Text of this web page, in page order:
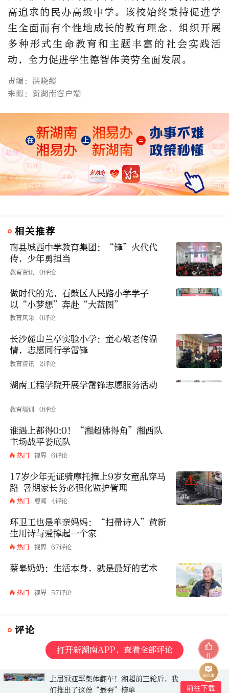
高追求的民办高级中学。该校始终秉持促进学
生全面而有个性地成长的教育理念，组织开展
多种形式生命教育和主题丰富的社会实践活
动，全力促进学生德智体美劳全面发展。
责编：洪晓懿
来源：新湖南客户端
相关推荐
南县城西中学教育集团：“锋”火代代
传，少年勇担当
教育资讯 0评论
做时代的光，石鼓区人民路小学学子
以“小梦想”奔赴“大蓝图”
教育风采 0评论
长沙麓山兰亭实验小学：童心敬老传温
情，志愿同行学雷锋
教育资讯 2评论
湖南工程学院开展学雷锋志愿服务活动
教育培训 0评论
谁遇上都得0:0！“湘超佛得角”湘西队
主场战平娄底队
热门 视界 6评论
17岁少年无证骑摩托撞上9岁女童乱穿马
路 暑期家长务必强化监护管理
热门 要闻 4评论
环卫工也是单亲妈妈：“扫帚诗人”黄新
生用诗与爱撑起一个家
热门 视界 67评论
蔡皋奶奶：生活本身，就是最好的艺术
热门 视界 57评论
评论
打开新湖南APP，查看全部评论
上届冠亚军集体翻车！湘超前三轮后，我
们推出了这份“最夯”榜单
0